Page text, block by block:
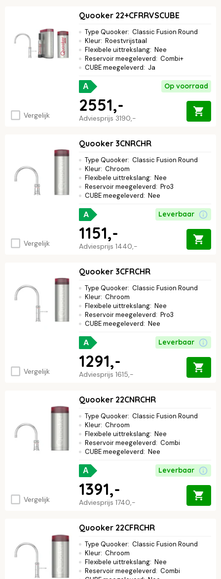
Vergelijk
Quooker 22+CFRRVSCUBE
Type Quooker: Classic Fusion Round
Kleur: Roestvrijstaal
Flexibele uittrekslang: Nee
Reservoir meegeleverd: Combi+
CUBE meegeleverd: Ja
A Op voorraad
Adviesprijs 3190,-
2551,-
Vergelijk
Quooker 3CNRCHR
Type Quooker: Classic Fusion Round
Kleur: Chroom
Flexibele uittrekslang: Nee
Reservoir meegeleverd: Pro3
CUBE meegeleverd: Nee
A Leverbaar
Adviesprijs 1440,-
1151,-
Vergelijk
Quooker 3CFRCHR
Type Quooker: Classic Fusion Round
Kleur: Chroom
Flexibele uittrekslang: Nee
Reservoir meegeleverd: Pro3
CUBE meegeleverd: Nee
A Leverbaar
Adviesprijs 1615,-
1291,-
Vergelijk
Quooker 22CNRCHR
Type Quooker: Classic Fusion Round
Kleur: Chroom
Flexibele uittrekslang: Nee
Reservoir meegeleverd: Combi
CUBE meegeleverd: Nee
A Leverbaar
Adviesprijs 1740,-
1391,-
Quooker 22CFRCHR
Type Quooker: Classic Fusion Round
Kleur: Chroom
Flexibele uittrekslang: Nee
Reservoir meegeleverd: Combi